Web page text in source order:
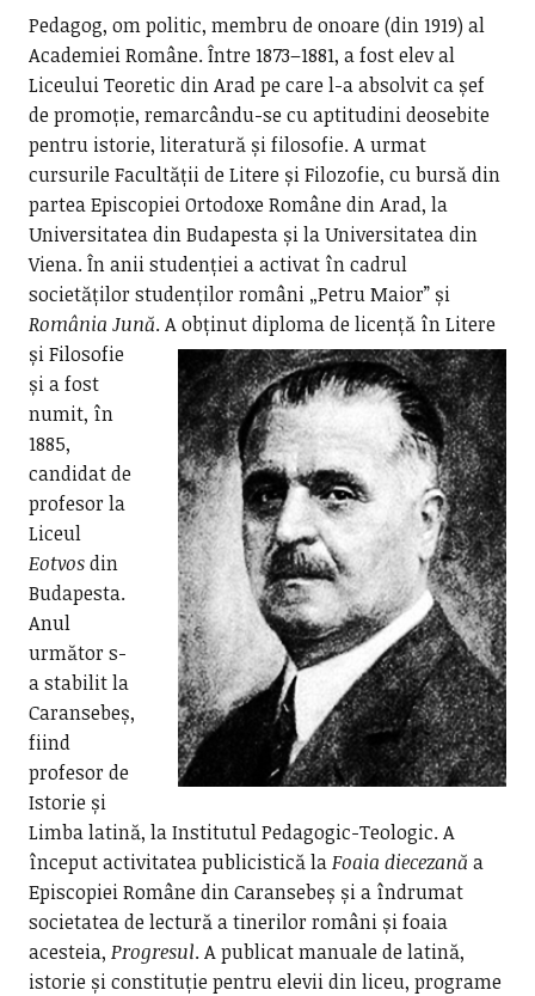
Pedagog, om politic, membru de onoare (din 1919) al
Academiei Române. Între 1873–1881, a fost elev al
Liceului Teoretic din Arad pe care l-a absolvit ca șef
de promoție, remarcându-se cu aptitudini deosebite
pentru istorie, literatură și filosofie. A urmat
cursurile Facultății de Litere și Filozofie, cu bursă din
partea Episcopiei Ortodoxe Române din Arad, la
Universitatea din Budapesta și la Universitatea din
Viena. În anii studenției a activat în cadrul
societăților studenților români „Petru Maior” și
România Jună.A obținut diploma de licență în Litere
și Filosofie
și a fost
numit, în
1885,
candidat de
profesor la
Liceul
Eotvosdin
Budapesta.
Anul
următor s-
a stabilit la
Caransebeș,
fiind
profesor de
Istorie și
Limba latină, la Institutul Pedagogic-Teologic. A
început activitatea publicistică laFoaia diecezană a
Episcopiei Române din Caransebeș și a îndrumat
societatea de lectură a tinerilor români și foaia
acesteia, Progresul. A publicat manuale de latină,
istorie și constituție pentru elevii din liceu, programe